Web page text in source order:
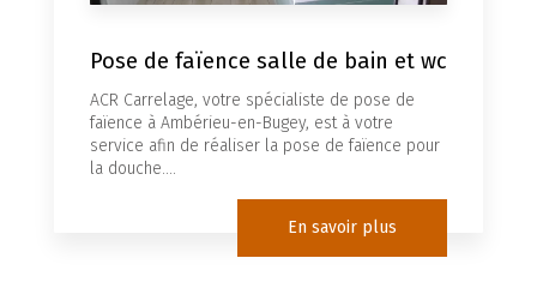
Pose de faïence salle de bain et wc
ACR Carrelage, votre spécialiste de pose de
faïence à Ambérieu-en-Bugey, est à votre
service afin de réaliser la pose de faïence pour
la douche....
En savoir plus